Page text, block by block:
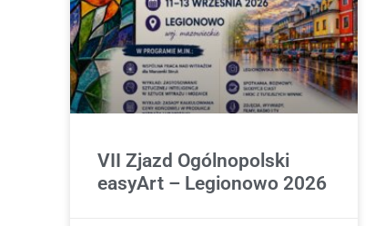
VII Zjazd Ogólnopolski
easyArt – Legionowo 2026